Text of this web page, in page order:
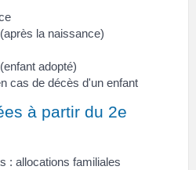
la naissance)
adopté)
cas de décès d'un enfant
à partir du 2e
: allocations familiales